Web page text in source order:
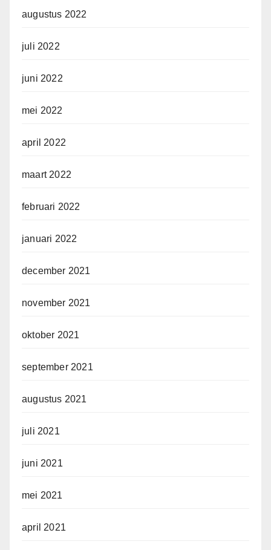
augustus 2022
juli 2022
juni 2022
mei 2022
april 2022
maart 2022
februari 2022
januari 2022
december 2021
november 2021
oktober 2021
september 2021
augustus 2021
juli 2021
juni 2021
mei 2021
april 2021